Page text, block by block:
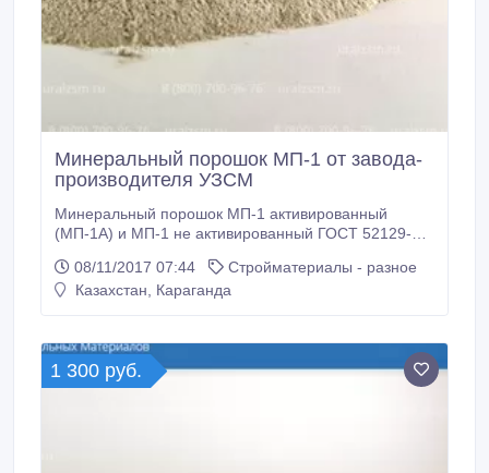
Минеральный порошок МП-1 от завода-
производителя УЗСМ
Минеральный порошок МП-1 активированный
(МП-1А) и МП-1 не активированный ГОСТ 52129-
заполнителя, повышающего структурированность,
вязкость и клейкость битума, улучшает
08/11/2017 07:44
Стройматериалы - разное
Казахстан, Караганда
1 300 руб.